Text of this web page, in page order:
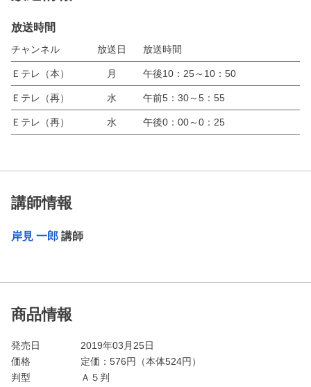
放送時間
チャンネル 放送日 放送時間
Ｅテレ（本） 月 午後10：25～10：50
Ｅテレ（再） 水 午前5：30～5：55
Ｅテレ（再） 水 午後0：00～0：25
講師情報
岸見 一郎 講師
商品情報
発売日
2019年03月25日
価格
定価： 576円（本体524円）
判型
Ａ５判